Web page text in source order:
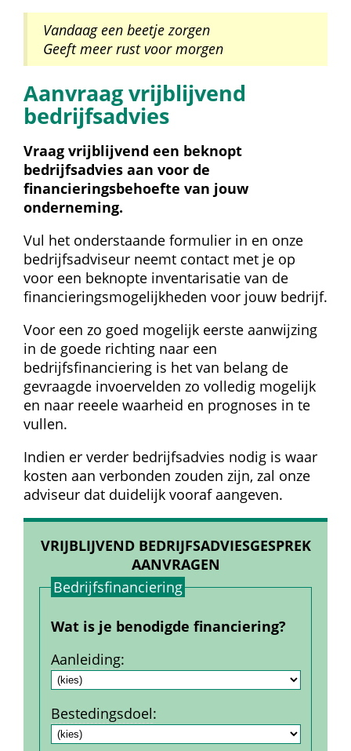
Vandaag een beetje zorgen
Geeft meer rust voor morgen
Aanvraag vrijblijvend
bedrijfsadvies
Vraag vrijblijvend een beknopt
bedrijfsadvies aan voor de
financieringsbehoefte van jouw
onderneming.
Vul het onderstaande formulier in en onze
bedrijfsadviseur neemt contact met je op
voor een beknopte inventarisatie van de
financieringsmogelijkheden voor jouw bedrijf.
Voor een zo goed mogelijk eerste aanwijzing
in de goede richting naar een
bedrijfsfinanciering is het van belang de
gevraagde invoervelden zo volledig mogelijk
en naar reeele waarheid en prognoses in te
vullen.
Indien er verder bedrijfsadvies nodig is waar
kosten aan verbonden zouden zijn, zal onze
adviseur dat duidelijk vooraf aangeven.
VRIJBLIJVEND BEDRIJFSADVIESGESPREK
AANVRAGEN
Bedrijfs­financiering
Wat is je benodigde financiering?
Aanleiding:
Bestedings­doel: